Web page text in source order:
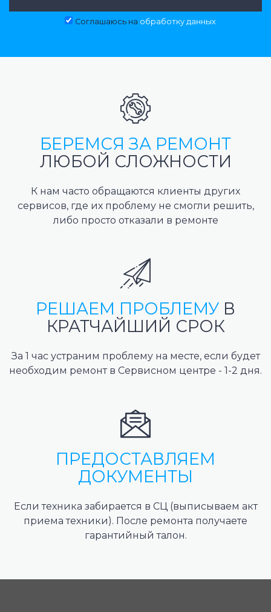
Соглашаюсь на обработку данных
БЕРЕМСЯ ЗА РЕМОНТ
ЛЮБОЙ СЛОЖНОСТИ
К нам часто обращаются клиенты других
сервисов, где их проблему не смогли решить,
либо просто отказали в ремонте
РЕШАЕМ ПРОБЛЕМУ В
КРАТЧАЙШИЙ СРОК
За 1 час устраним проблему на месте, если будет
необходим ремонт в Сервисном центре - 1-2 дня.
ПРЕДОСТАВЛЯЕМ
ДОКУМЕНТЫ
Если техника забирается в СЦ (выписываем акт
приема техники). После ремонта получаете
гарантийный талон.